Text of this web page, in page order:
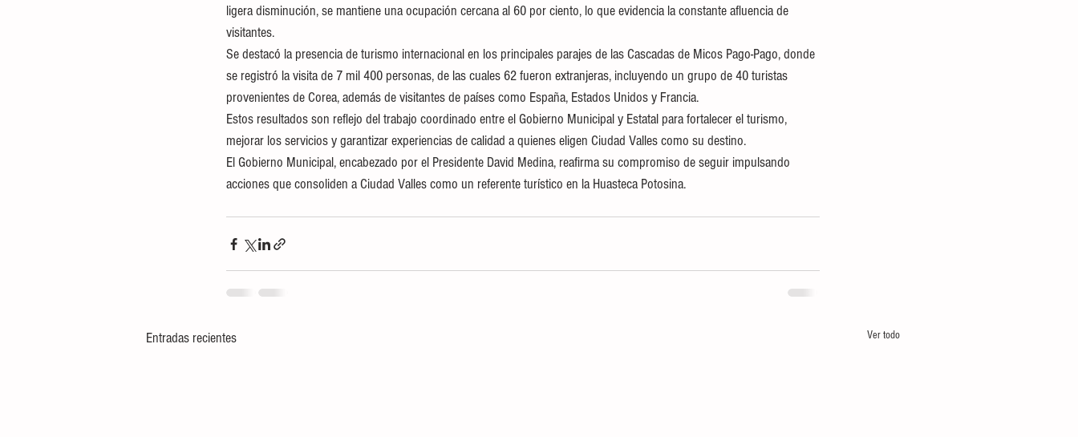
ligera disminución, se mantiene una ocupación cercana al 60 por ciento, lo que evidencia la constante afluencia de
visitantes.
Se destacó la presencia de turismo internacional en los principales parajes de las Cascadas de Micos Pago-Pago, donde
se registró la visita de 7 mil 400 personas, de las cuales 62 fueron extranjeras, incluyendo un grupo de 40 turistas
provenientes de Corea, además de visitantes de países como España, Estados Unidos y Francia.
Estos resultados son reflejo del trabajo coordinado entre el Gobierno Municipal y Estatal para fortalecer el turismo,
mejorar los servicios y garantizar experiencias de calidad a quienes eligen Ciudad Valles como su destino.
El Gobierno Municipal, encabezado por el Presidente David Medina, reafirma su compromiso de seguir impulsando
acciones que consoliden a Ciudad Valles como un referente turístico en la Huasteca Potosina.
Entradas recientes Ver todo